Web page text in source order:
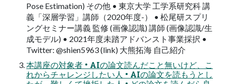
Pose Estimation) その他 • 東京大学 工学系研究科 講
義「深層学習」講師（2020年度-） • 松尾研スプリ
ングセミナー講義 監修 (画像認識) 講師 (画像認識/生
成モデル) • 2021年度未踏アドバンスト事業採択 •
Twitter: @shien5963 (link) 大熊拓海 自己紹介
本講座の対象者 • AIの論文読んだこと無いけど、こ
れからチャレンジしたい人 • AIの論文を読もうとし